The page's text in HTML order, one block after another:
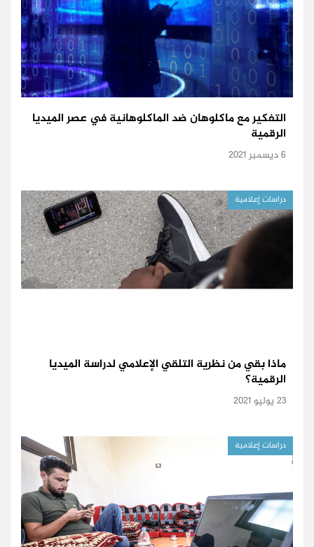
التفكير مع ماكلوهان ضد الماكلوهانية في عصر الميديا
الرقمية
6 ديسمبر 2021
دراسات إعلامية
ماذا بقي من نظرية التلقي الإعلامي لدراسة الميديا
الرقمية؟
23 يوليو 2021
دراسات إعلامية